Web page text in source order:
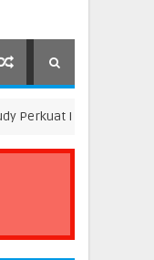
Evaluasi Aspek